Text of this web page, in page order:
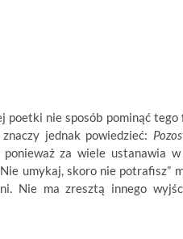
poetki nie sposób pominąć
jednak powiedzieć:
za wiele ustanawia
umykaj, skoro nie potrafisz”
Nie ma zresztą innego